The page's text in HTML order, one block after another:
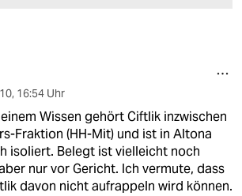
, 16:54 Uhr
Wissen gehört Ciftlik inzwischen
Fraktion (HH-Mit) und ist in Altona
isoliert. Belegt ist vielleicht noch
nur vor Gericht. Ich vermute, dass
davon nicht aufrappeln wird können.